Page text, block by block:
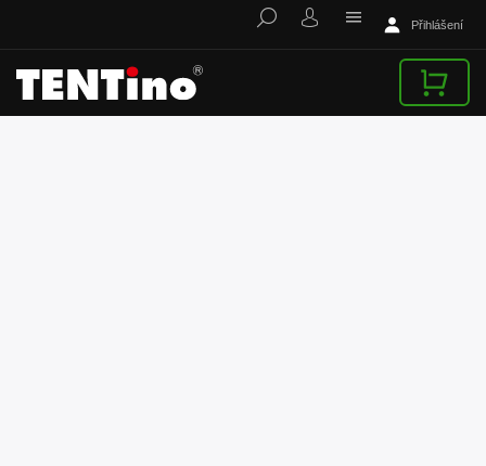
Přihlášení